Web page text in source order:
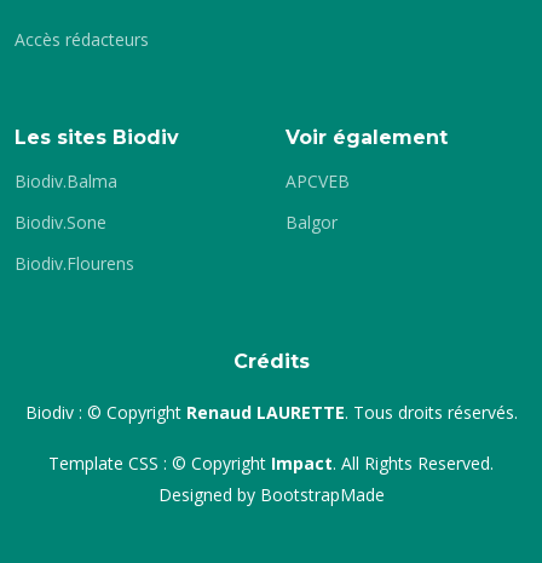
Accès rédacteurs
Les sites Biodiv
Biodiv.Balma
Biodiv.Sone
Biodiv.Flourens
Voir également
APCVEB
Balgor
Crédits
Biodiv : © Copyright Renaud LAURETTE. Tous droits réservés.
Template CSS : © Copyright Impact. All Rights Reserved.
Designed by BootstrapMade